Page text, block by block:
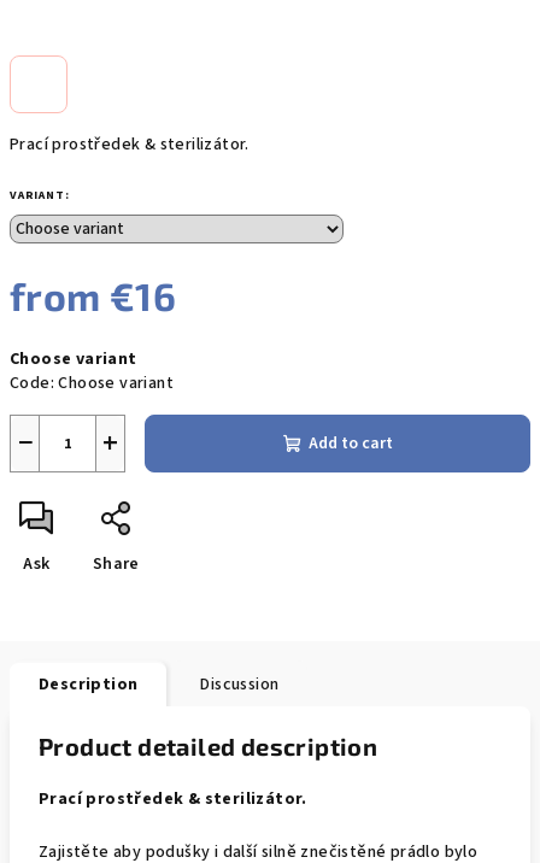
Prací prostředek & sterilizátor.
VARIANT:
from €16
price:
Choose variant
Code: Choose variant
+
− Add to cart
Ask Share
Description Discussion
Product detailed description
Prací prostředek & sterilizátor.
Zajistěte aby podušky i další silně znečistěné prádlo bylo